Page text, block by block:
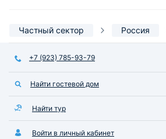
Частный сектор Россия
+7 (923) 785-93-79
Найти гостевой дом
Найти тур
Войти в личный кабинет